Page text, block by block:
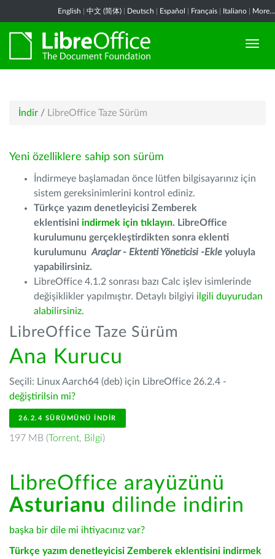
English 中文 (简体) Deutsch Español Français Italiano More...
İndir / LibreOffice Taze Sürüm
Yeni özelliklere sahip son sürüm
İndirmeye başlamadan önce lütfen bilgisayarınız için
sistem gereksinimlerini kontrol ediniz.
Türkçe yazım denetleyicisi Zemberek
eklentisini indirmek için tıklayın. LibreOffice
kurulumunu gerçekleştirdikten sonra eklenti
kurulumunu Araçlar - Ektenti Yöneticisi -Ekle yoluyla
yapabilirsiniz.
LibreOffice 4.1.2 sonrası bazı Calc işlev isimlerinde
değişiklikler yapılmıştır. Detaylı bilgiyi ilgili duyurudan
alabilirsiniz.
LibreOffice Taze Sürüm
Ana Kurucu
Seçili: Linux Aarch64 (deb) için LibreOffice 26.2.4 -
değiştirilsin mi?
26.2.4 SÜRÜMÜNÜ İNDIR
197 MB (Torrent, Bilgi)
LibreOffice arayüzünü
Asturianu dilinde indirin
başka bir dile mi ihtiyacınız var?
Türkçe yazım denetleyicisi Zemberek eklentisini indirmek